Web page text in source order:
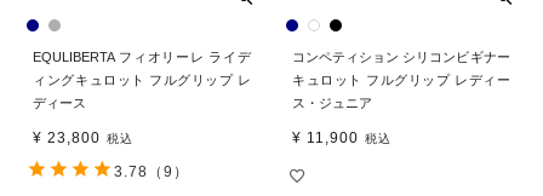
EQULIBERTA フィオリーレ ライデ
ィングキュロット フルグリップ レ
ディース
¥ 23,800 税込
3.78 （9）
コンペティション シリコンビギナー
キュロット フルグリップ レディー
ス・ジュニア
¥ 11,900 税込